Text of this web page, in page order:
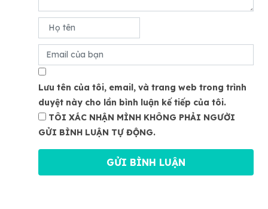
Lưu tên của tôi, email, và trang web trong trình
duyệt này cho lần bình luận kế tiếp của tôi.
TÔI XÁC NHẬN MÌNH KHÔNG PHẢI NGƯỜI
GỬI BÌNH LUẬN TỰ ĐỘNG.